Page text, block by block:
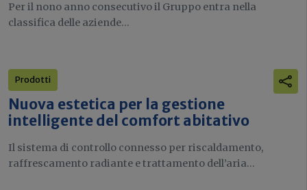
Per il nono anno consecutivo il Gruppo entra nella
classifica delle aziende...
Prodotti
Nuova estetica per la gestione
intelligente del comfort abitativo
Il sistema di controllo connesso per riscaldamento,
raffrescamento radiante e trattamento dell’aria...